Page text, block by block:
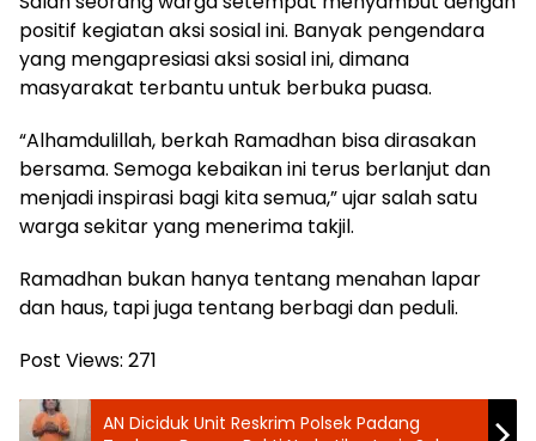
positif kegiatan aksi sosial ini. Banyak pengendara
yang mengapresiasi aksi sosial ini, dimana
masyarakat terbantu untuk berbuka puasa.
“Alhamdulillah, berkah Ramadhan bisa dirasakan
bersama. Semoga kebaikan ini terus berlanjut dan
menjadi inspirasi bagi kita semua,” ujar salah satu
warga sekitar yang menerima takjil.
Ramadhan bukan hanya tentang menahan lapar
dan haus, tapi juga tentang berbagi dan peduli.
Post Views: 271
AN Diciduk Unit Reskrim Polsek Padang